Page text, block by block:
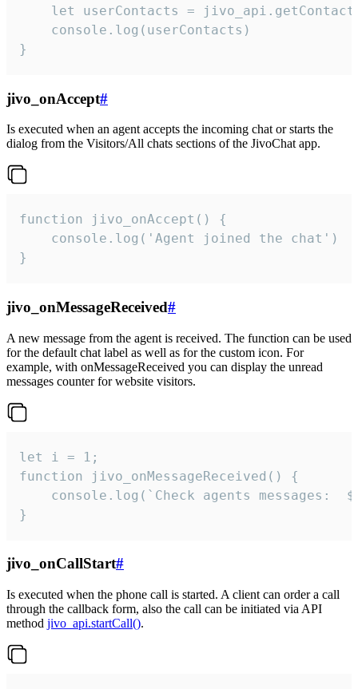
let userContacts =
    console.log(userContacts)
}
jivo_onAccept#
Is executed when an agent accepts the incoming chat or starts the
dialog from the Visitors/All chats sections of the JivoChat app.
function jivo_onAccept() {
}
jivo_onMessageReceived#
A new message from the agent is received. The function can be used
for the default chat label as well as for the custom icon. For
example, with onMessageReceived you can display the unread
messages counter for website visitors.
let i = 1;
function jivo_onMessageReceived() {
}
jivo_onCallStart#
Is executed when the phone call is started. A client can order a call
through the callback form, also the call can be initiated via API
method jivo_api.startCall().